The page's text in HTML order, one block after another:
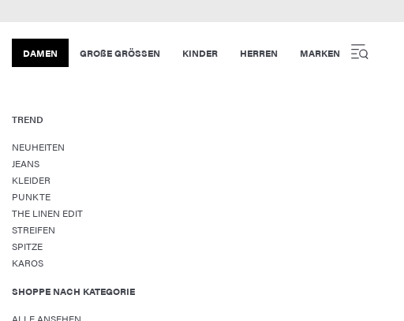
DAMEN GROßE GRÖSSEN KINDER HERREN MARKEN
TREND
NEUHEITEN
JEANS
KLEIDER
PUNKTE
THE LINEN EDIT
STREIFEN
SPITZE
KAROS
SHOPPE NACH KATEGORIE